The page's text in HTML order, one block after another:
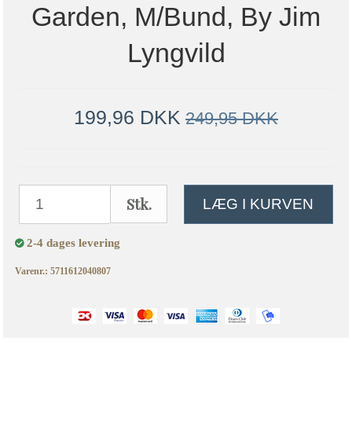
Garden, M/bund, By Jim
Lyngvild
199,96 DKK 249,95 DKK
Stk. LÆG I KURVEN
2-4 dages levering
Varenr.: 5711612040807